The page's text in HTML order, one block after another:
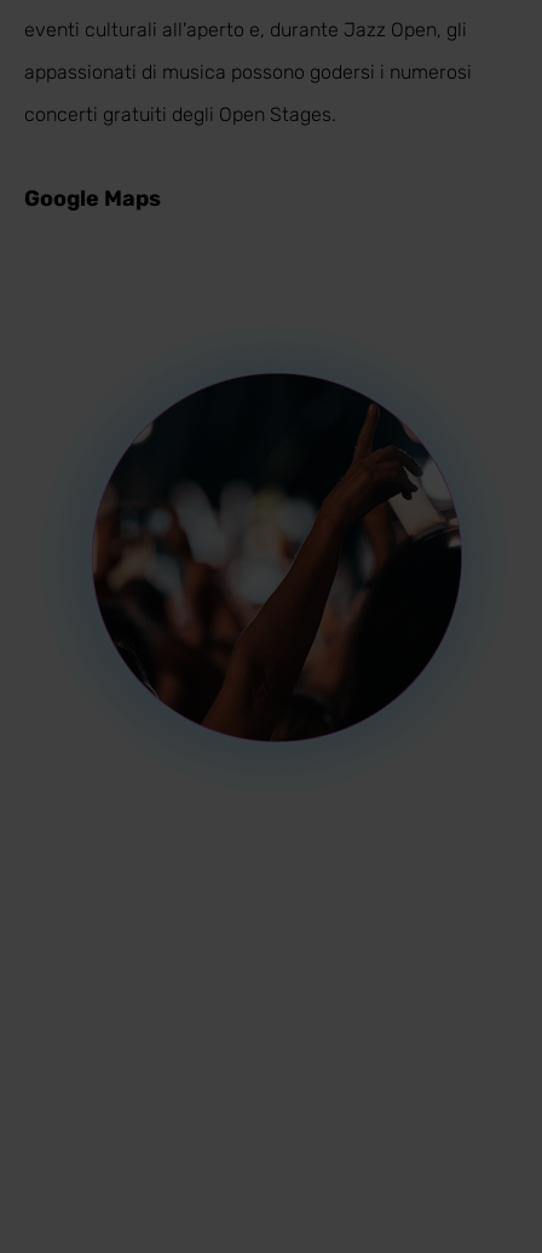
eventi culturali all'aperto e, durante Jazz Open, gli
appassionati di musica possono godersi i numerosi
concerti gratuiti degli Open Stages.
Google Maps